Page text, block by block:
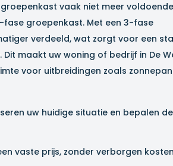
vaak niet meer voldoende
fase groepenkast. Met een 3-fase
verdeeld, wat zorgt voor een
Dit maakt uw woning of bedrijf in De
voor uitbreidingen zoals
uw huidige situatie en bepalen de
vaste prijs, zonder verborgen kosten